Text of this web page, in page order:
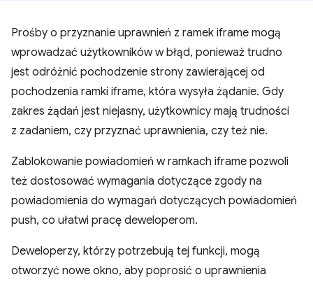
Prośby o przyznanie uprawnień z ramek iframe mogą
wprowadzać użytkowników w błąd, ponieważ trudno
jest odróżnić pochodzenie strony zawierającej od
pochodzenia ramki iframe, która wysyła żądanie. Gdy
zakres żądań jest niejasny, użytkownicy mają trudności
z zadaniem, czy przyznać uprawnienia, czy też nie.
Zablokowanie powiadomień w ramkach iframe pozwoli
też dostosować wymagania dotyczące zgody na
powiadomienia do wymagań dotyczących powiadomień
push, co ułatwi pracę deweloperom.
Deweloperzy, którzy potrzebują tej funkcji, mogą
otworzyć nowe okno, aby poprosić o uprawnienia